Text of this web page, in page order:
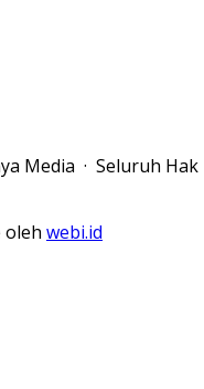
Media · Seluruh Hak
oleh webi.id